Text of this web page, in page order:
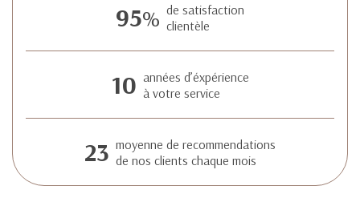
95% de satisfaction
clientèle
10 années d’éxpérience
à votre service
23 moyenne de recommendations
de nos clients chaque mois